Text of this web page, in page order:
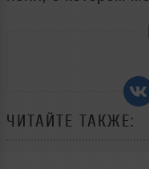
ЧИТАЙТЕ ТАКЖЕ: